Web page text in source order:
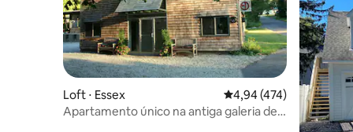
Loft ⋅ Essex 4,94 de uma avaliação
4,94 (474)
Apartamento único na antiga galeria de